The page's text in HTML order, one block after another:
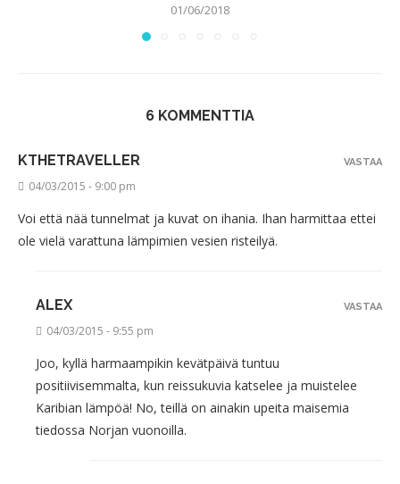
01/06/2018
6 KOMMENTTIA
KTHETRAVELLER
04/03/2015 - 9:00 pm
Voi että nää tunnelmat ja kuvat on ihania. Ihan harmittaa ettei
ole vielä varattuna lämpimien vesien risteilyä.
VASTAA
ALEX
04/03/2015 - 9:55 pm
Joo, kyllä harmaampikin kevätpäivä tuntuu
positiivisemmalta, kun reissukuvia katselee ja muistelee
Karibian lämpöä! No, teillä on ainakin upeita maisemia
tiedossa Norjan vuonoilla.
VASTAA